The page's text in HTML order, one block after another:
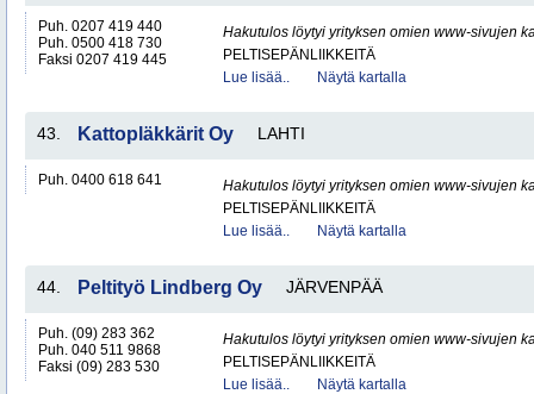
Puh. 0207 419 440
Puh. 0500 418 730
Faksi 0207 419 445
Hakutulos löytyi yrityksen omien www-sivujen
PELTISEPÄNLIIKKEITÄ
Lue lisää..
Näytä kartalla
43. Kattopläkkärit Oy LAHTI
Puh. 0400 618 641
Hakutulos löytyi yrityksen omien www-sivujen
PELTISEPÄNLIIKKEITÄ
Lue lisää..
Näytä kartalla
44. Peltityö Lindberg Oy JÄRVENPÄÄ
Puh. (09) 283 362
Puh. 040 511 9868
Faksi (09) 283 530
Hakutulos löytyi yrityksen omien www-sivujen
PELTISEPÄNLIIKKEITÄ
Lue lisää..
Näytä kartalla